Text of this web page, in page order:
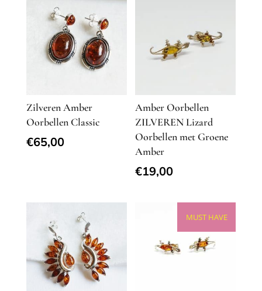
Zilveren Amber
Oorbellen Classic
€65,00
Amber Oorbellen
ZILVEREN Lizard
Oorbellen met Groene
Amber
€19,00
MUST HAVE